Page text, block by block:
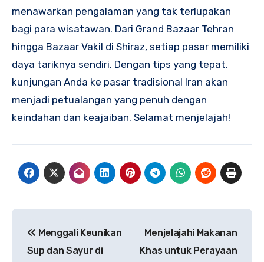
menawarkan pengalaman yang tak terlupakan
bagi para wisatawan. Dari Grand Bazaar Tehran
hingga Bazaar Vakil di Shiraz, setiap pasar memiliki
daya tariknya sendiri. Dengan tips yang tepat,
kunjungan Anda ke pasar tradisional Iran akan
menjadi petualangan yang penuh dengan
keindahan dan keajaiban. Selamat menjelajah!
pos
Menggali Keunikan
Sup dan Sayur di
Menjelajahi Makanan
Khas untuk Perayaan